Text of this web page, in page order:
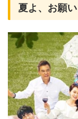
夏よ、お願い